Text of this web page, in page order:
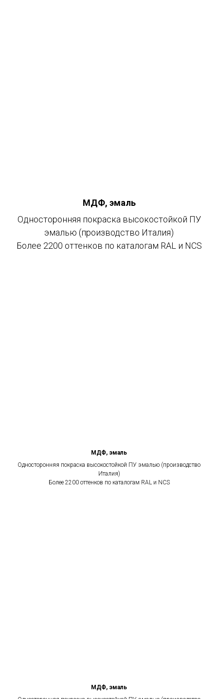
МДФ, эмаль
Односторонняя покраска высокостойкой ПУ
эмалью (производство Италия)
Более 2200 оттенков по каталогам RAL и NCS
МДФ, эмаль
Односторонняя покраска высокостойкой ПУ эмалью (производство
Италия)
Более 2200 оттенков по каталогам RAL и NCS
МДФ, эмаль